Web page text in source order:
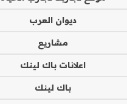
ديوان العرب
مشاريع
اعلانات باك لينك
باك لينك